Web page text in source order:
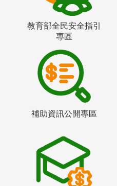
教育部全民安全指引
專區
補助資訊公開專區